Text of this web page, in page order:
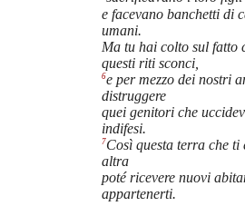
e facevano banchetti di
umani.
Ma tu hai colto sul fatto
questi riti sconci,
6e per mezzo dei nostri
distruggere
quei genitori che
indifesi.
7Così questa terra che
altra
poté ricevere nuovi
appartenerti.